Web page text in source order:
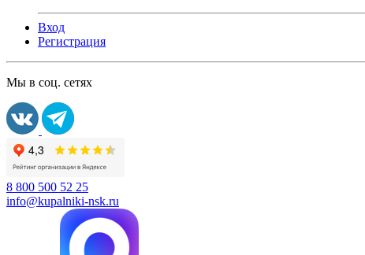
Вход
Регистрация
Мы в соц. сетях
8 800 500 52 25
info@kupalniki-nsk.ru